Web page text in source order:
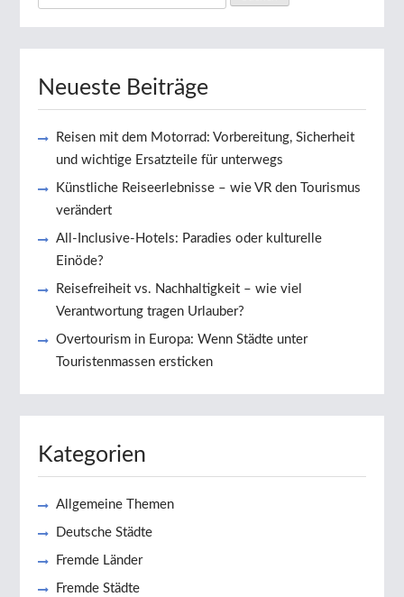
Neueste Beiträge
Reisen mit dem Motorrad: Vorbereitung, Sicherheit
und wichtige Ersatzteile für unterwegs
Künstliche Reiseerlebnisse – wie VR den Tourismus
verändert
All-Inclusive-Hotels: Paradies oder kulturelle
Einöde?
Reisefreiheit vs. Nachhaltigkeit – wie viel
Verantwortung tragen Urlauber?
Overtourism in Europa: Wenn Städte unter
Touristenmassen ersticken
Kategorien
Allgemeine Themen
Deutsche Städte
Fremde Länder
Fremde Städte